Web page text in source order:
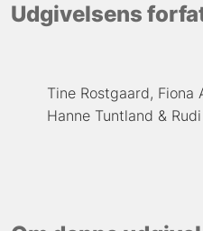
Udgivelsens
Tine Rostgaard Fiona
Hanne Tuntland